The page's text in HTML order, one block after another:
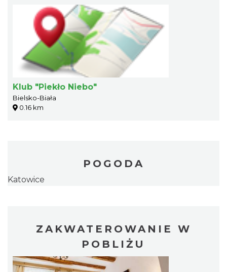
Klub "Piekło Niebo"
Bielsko-Biała
0.16 km
POGODA
Katowice
ZAKWATEROWANIE W
POBLIŻU